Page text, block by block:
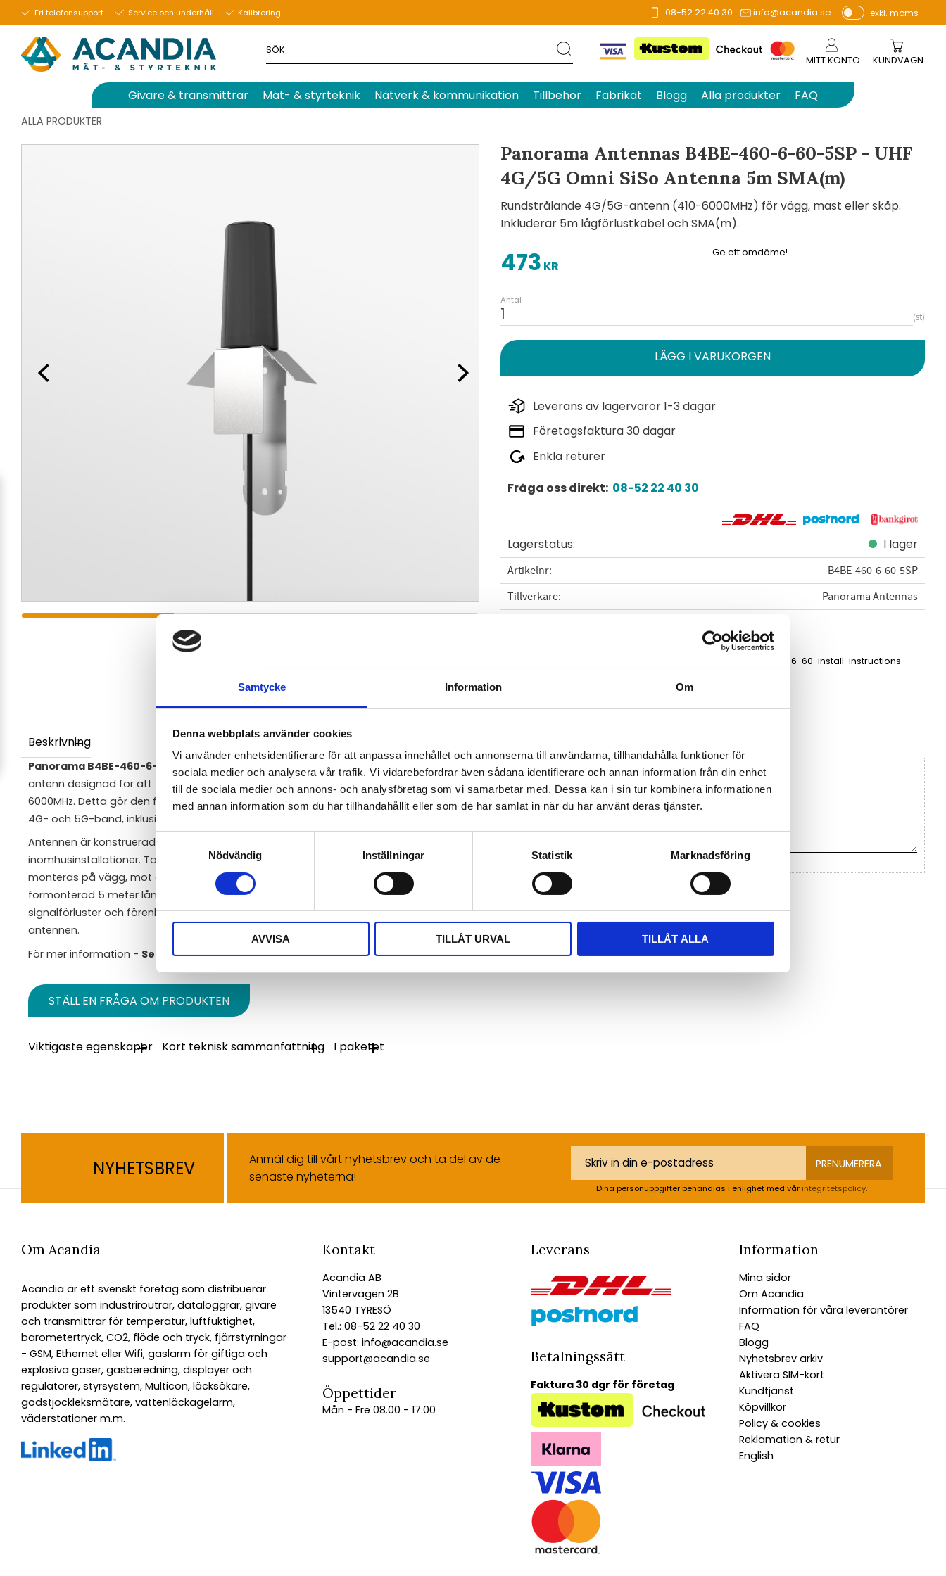
Samtycke Information Om
Denna webbplats använder cookies
Vi använder enhetsidentifierare för att anpassa innehållet och annonserna till användarna, tillhandahålla funktioner för
sociala medier och analysera vår trafik. Vi vidarebefordrar även sådana identifierare och annan information från din enhet
till de sociala medier och annons- och analysföretag som vi samarbetar med. Dessa kan i sin tur kombinera informationen
med annan information som du har tillhandahållit eller som de har samlat in när du har använt deras tjänster.
Nödvändig
Inställningar Statistik Marknadsföring
AVVISA TILLÅT URVAL TILLÅT ALLA
Fri telefonsupport Service och underhåll Kalibrering 08-52 22 40 30 info@acandia.se
P
e
r
vi
s
exkl. moms
MITT KONTO KUNDVAGN
Givare & transmittrar Mät- & styrteknik Nätverk & kommunikation Tillbehör Fabrikat Blogg Alla produkter FAQ
ALLA PRODUKTER
Panorama Antennas B4BE-460-6-60-5SP - UHF
4G/5G Omni SiSo Antenna 5m SMA(m)
Rundstrålande 4G/5G-antenn (410-6000MHz) för vägg, mast eller skåp.
Inkluderar 5m lågförlustkabel och SMA(m).
473 KR
Antal
st
Leverans av lagervaror 1-3 dagar
Företagsfaktura 30 dagar
Enkla returer
Fråga oss direkt: 08-52 22 40 30
Lagerstatus I lager
Artikelnr
B4BE-460-6-60-5SP
Tillverkare
Panorama Antennas
b4be-460-6-60-install-instructions-
Visa alla produkter från Panorama Antennas
Ge ett omdöme!
Beskrivning
Panorama B4BE-460-6-60-5SP är en kostnadseffektiv och robust rundstrålande
antenn designad för att täcka ett extremt brett frekvensområde, från 410MHz upp till
6000MHz. Detta gör den framtidssäker och kompatibel med i stort sett alla globala
4G- och 5G-band, inklusive UHF-band för PMR-applikationer.
Antennen är konstruerad för att tåla tuffa utomhusmiljöer men fungerar lika bra för
inomhusinstallationer. Tack vare det medföljande vinkelfästet kan den enkelt
monteras på vägg, mot ett maskinskåp eller på en mast. Antennen levereras med en
förmonterad 5 meter lång dubbelskärmad lågförlustkabel, vilket minimerar
signalförluster och förenklar installationen då inga extra adaptrar behövs vid
antennen.
För mer information - Se datablad
STÄLL EN FRÅGA OM PRODUKTEN
Viktigaste egenskaper Kort teknisk sammanfattning I paketet
Baserat på 0 betyg.
Du
Bli den första att lämna ett omdöme.
NYHETSBREV
Anmäl dig till vårt nyhetsbrev och ta del av de
senaste nyheterna!
PRENUMERERA
Dina personuppgifter behandlas i enlighet med vår integritetspolicy.
Om Acandia
Acandia är ett svenskt företag som distribuerar
produkter som industriroutrar, dataloggrar, givare
och transmittrar för temperatur, luftfuktighet,
barometertryck, CO2, flöde och tryck, fjärrstyrningar
- GSM, Ethernet eller Wifi, gaslarm för giftiga och
explosiva gaser, gasberedning, displayer och
regulatorer, styrsystem, Multicon, läcksökare,
godstjockleksmätare, vattenläckagelarm,
väderstationer m.m.
Kontakt
Acandia AB
Vintervägen 2B
13540 TYRESÖ
Tel.: 08-52 22 40 30
E-post: info@acandia.se
support@acandia.se
Öppettider
Mån - Fre 08.00 - 17.00
Leverans
Betalningssätt
Faktura 30 dgr för företag
Information
Mina sidor
Om Acandia
Information för våra leverantörer
FAQ
Blogg
Nyhetsbrev arkiv
Aktivera SIM-kort
Kundtjänst
Köpvillkor
Policy & cookies
Reklamation & retur
English